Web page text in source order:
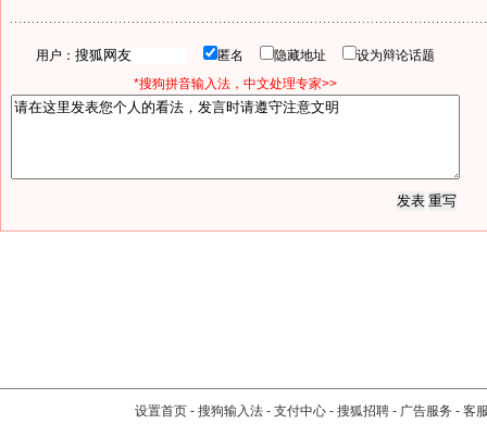
用户： 匿名 隐藏地址
设为辩论话题
*搜狗拼音输入法，中文处理专家>>
设置首页 - 搜狗输入法 - 支付中心 - 搜狐招聘 - 广告服务 - 客